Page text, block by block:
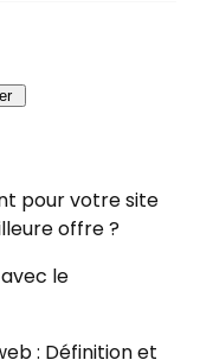
pour votre site
offre ?
le
: Définition et